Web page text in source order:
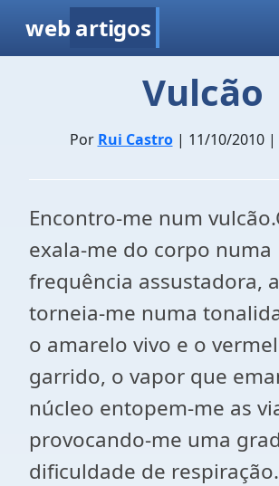
web artigos
Vulcão
Por Rui Castro| 11/10/2010 |
Encontro-me num
exala-me do corpo numa
frequência assustadora,
torneia-me numa
o amarelo vivo e o
garrido, o vapor que
núcleo entopem-me as
provocando-me uma
dificuldade de